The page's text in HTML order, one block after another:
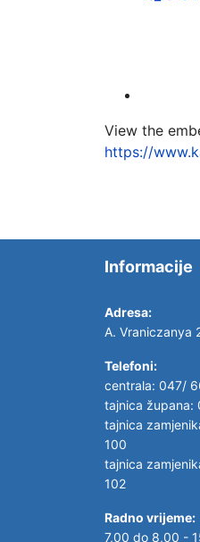
View the
https://
Informacije
Adresa:
A. Vraniczanya
Telefoni:
centrala: 047/
tajnica župana:
tajnica
100
tajnica
102
Radno vrijeme:
7,00 do 8,00 -